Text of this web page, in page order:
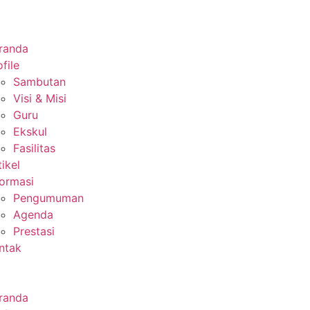
Sambutan
Visi & Misi
Guru
Ekskul
Fasilitas
Pengumuman
Agenda
Prestasi